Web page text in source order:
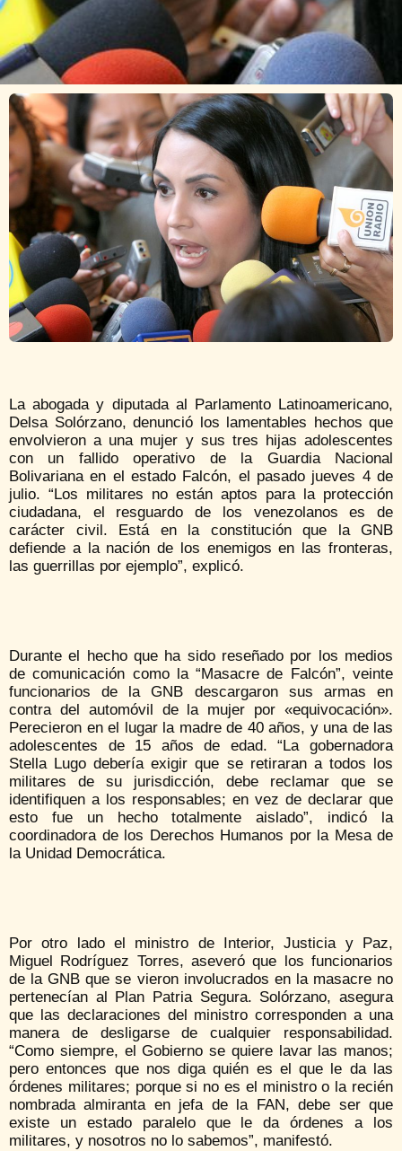
La abogada y diputada al Parlamento Latinoamericano,
Delsa Solórzano, denunció los lamentables hechos que
envolvieron a una mujer y sus tres hijas adolescentes
con un fallido operativo de la Guardia Nacional
Bolivariana en el estado Falcón, el pasado jueves 4 de
julio. “Los militares no están aptos para la protección
ciudadana, el resguardo de los venezolanos es de
carácter civil. Está en la constitución que la GNB
defiende a la nación de los enemigos en las fronteras,
las guerrillas por ejemplo”, explicó.
Durante el hecho que ha sido reseñado por los medios
de comunicación como la “Masacre de Falcón”, veinte
funcionarios de la GNB descargaron sus armas en
contra del automóvil de la mujer por «equivocación».
Perecieron en el lugar la madre de 40 años, y una de las
adolescentes de 15 años de edad. “La gobernadora
Stella Lugo debería exigir que se retiraran a todos los
militares de su jurisdicción, debe reclamar que se
identifiquen a los responsables; en vez de declarar que
esto fue un hecho totalmente aislado”, indicó la
coordinadora de los Derechos Humanos por la Mesa de
la Unidad Democrática.
Por otro lado el ministro de Interior, Justicia y Paz,
Miguel Rodríguez Torres, aseveró que los funcionarios
de la GNB que se vieron involucrados en la masacre no
pertenecían al Plan Patria Segura. Solórzano, asegura
que las declaraciones del ministro corresponden a una
manera de desligarse de cualquier responsabilidad.
“Como siempre, el Gobierno se quiere lavar las manos;
pero entonces que nos diga quién es el que le da las
órdenes militares; porque si no es el ministro o la recién
nombrada almiranta en jefa de la FAN, debe ser que
existe un estado paralelo que le da órdenes a los
militares, y nosotros no lo sabemos”, manifestó.